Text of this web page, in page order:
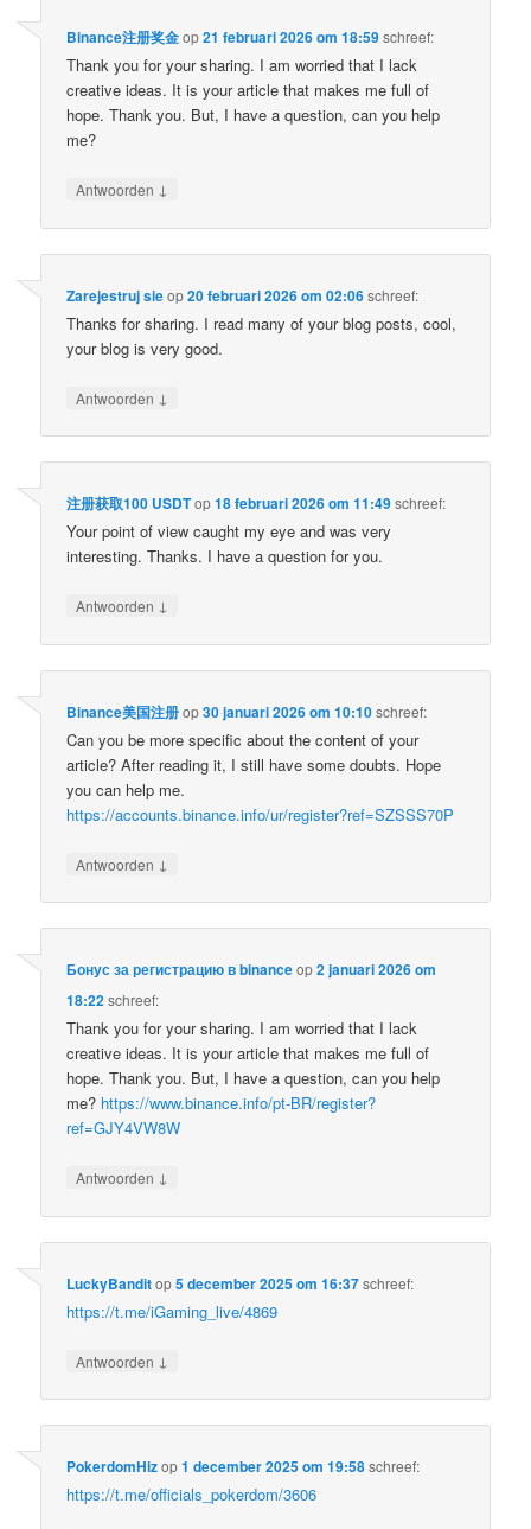
Binance注册奖金op21 februari 2026 om 18:59schreef:
Thank you for your sharing. I am worried that I lack
creative ideas. It is your article that makes me full of
hope. Thank you. But, I have a question, can you help
me?
Antwoorden ↓
Zarejestruj sieop20 februari 2026 om 02:06schreef:
Thanks for sharing. I read many of your blog posts, cool,
your blog is very good.
Antwoorden ↓
注册获取100 USDTop18 februari 2026 om 11:49schreef:
Your point of view caught my eye and was very
interesting. Thanks. I have a question for you.
Antwoorden ↓
Binance美国注册op30 januari 2026 om 10:10schreef:
Can you be more specific about the content of your
article? After reading it, I still have some doubts. Hope
you can help me.
https://accounts.binance.info/ur/register?ref=SZSSS70P
Antwoorden ↓
Бонус за регистрацию в binanceop2 januari 2026 om
18:22schreef:
Thank you for your sharing. I am worried that I lack
creative ideas. It is your article that makes me full of
hope. Thank you. But, I have a question, can you help
me? https://www.binance.info/pt-BR/register?
ref=GJY4VW8W
Antwoorden ↓
LuckyBanditop5 december 2025 om 16:37schreef:
https://t.me/iGaming_live/4869
Antwoorden ↓
PokerdomHizop1 december 2025 om 19:58schreef:
https://t.me/officials_pokerdom/3606